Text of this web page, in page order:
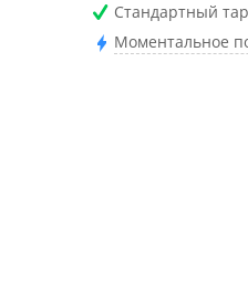
Стандартный
Моментальное